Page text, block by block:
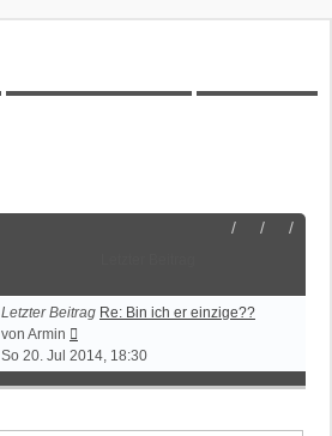
Letzter Beitrag Re: Bin ich er einzige??
von Armin
Beitrag
So 20. Jul 2014, 18:30